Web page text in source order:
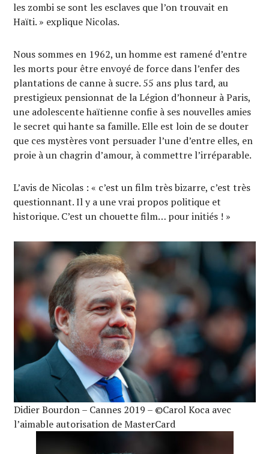
les zombi se sont les esclaves que l’on trouvait en
Haïti. » explique Nicolas.
Nous sommes en 1962, un homme est ramené d’entre
les morts pour être envoyé de force dans l’enfer des
plantations de canne à sucre. 55 ans plus tard, au
prestigieux pensionnat de la Légion d’honneur à Paris,
une adolescente haïtienne confie à ses nouvelles amies
le secret qui hante sa famille. Elle est loin de se douter
que ces mystères vont persuader l’une d’entre elles, en
proie à un chagrin d’amour, à commettre l’irréparable.
L’avis de Nicolas : « c’est un film très bizarre, c’est très
questionnant. Il y a une vrai propos politique et
historique. C’est un chouette film… pour initiés ! »
Didier Bourdon – Cannes 2019 – ©Carol Koca avec
l’aimable autorisation de MasterCard